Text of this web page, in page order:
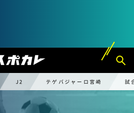
J2 テゲバジャーロ宮崎 試